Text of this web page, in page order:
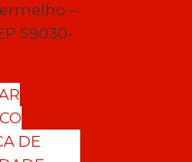
–
59030-
DE